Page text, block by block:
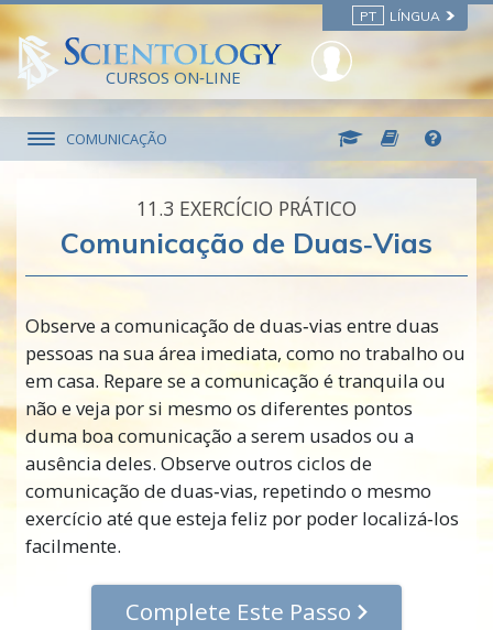
PT LÍNGUA
CURSOS ON‑LINE
COMUNICAÇÃO
11.‎3 EXERCÍCIO PRÁTICO
Comunicação de Duas‑Vias
Observe a comunicação deduas‑vias entre duas
pessoas na sua área imediata, como no trabalho ou
em casa. Repare se a comunicação é tranquila ou
não e veja por si mesmo os diferentes pontos
duma boa comunicação a serem usados ou a
ausência deles. Observe outros ciclos de
comunicação deduas‑vias, repetindo o mesmo
exercício até que esteja feliz por poder localizá‑los
facilmente.
Complete Este Passo